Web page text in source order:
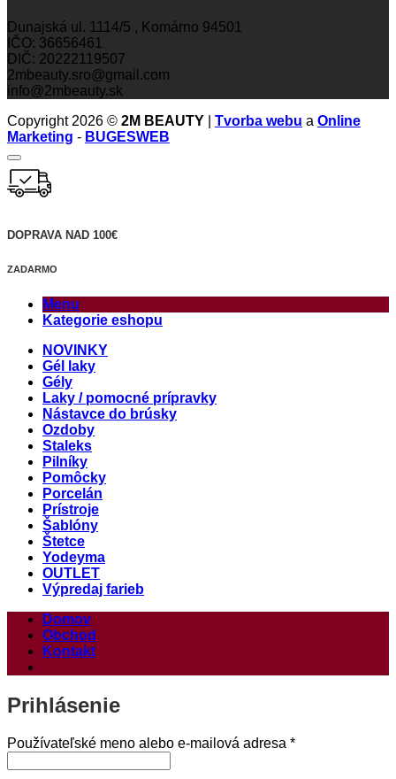
Dunajská ul. 1114/5 , Komárno 94501
IČO: 36656461
DIČ: 20222119507
2mbeauty.sro@gmail.com
info@2mbeauty.sk
Copyright 2026 © 2M BEAUTY Tvorba webu a Online
Marketing - BUGESWEB
DOPRAVA NAD 100€
ZADARMO
Menu
Kategorie eshopu
NOVINKY
Gél laky
Gély
Laky / pomocné prípravky
Nástavce do brúsky
Ozdoby
Staleks
Pilníky
Pomôcky
Porcelán
Prístroje
Šablóny
Štetce
Yodeyma
OUTLET
Výpredaj farieb
Domov
Obchod
Kontakt
Prihlásenie
Používateľské meno alebo e-mailová adresa *Povinné